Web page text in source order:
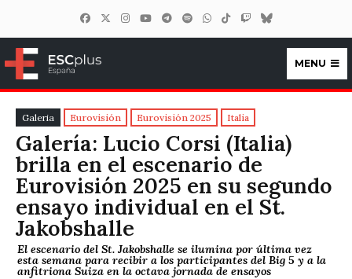
ESCplus España
MENU
Galeria Eurovisión Eurovisión 2025 Italia
Galería: Lucio Corsi (Italia)
brilla en el escenario de
Eurovisión 2025 en su segundo
ensayo individual en el St.
Jakobshalle
El escenario del St. Jakobshalle se ilumina por última vez
esta semana para recibir a los participantes del Big 5 y a la
anfitriona Suiza en la octava jornada de ensayos